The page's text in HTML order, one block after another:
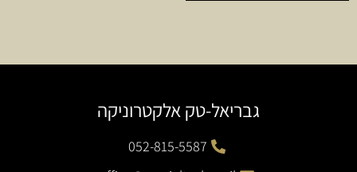
גבריאל-טק אלקטרוניקה
052-815-5587